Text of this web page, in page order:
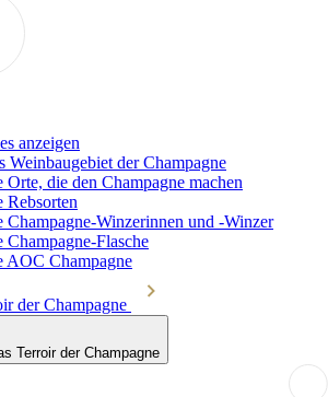
anzeigen
Weinbaugebiet der Champagne
Orte, die den Champagne machen
Rebsorten
Champagne-Winzerinnen und -Winzer
Champagne-Flasche
AOC Champagne
der Champagne
Terroir der Champagne